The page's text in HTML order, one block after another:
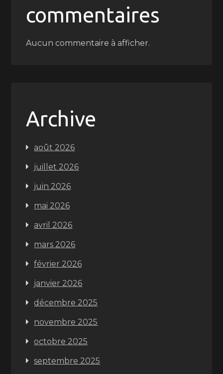
commentaires
Aucun commentaire à afficher.
Archive
août 2026
juillet 2026
juin 2026
mai 2026
avril 2026
mars 2026
février 2026
janvier 2026
décembre 2025
novembre 2025
octobre 2025
septembre 2025